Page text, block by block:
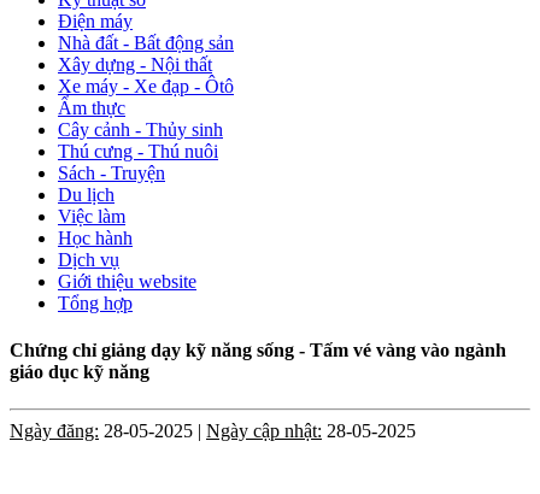
Điện máy
Nhà đất - Bất động sản
Xây dựng - Nội thất
Xe máy - Xe đạp - Ôtô
Ẩm thực
Cây cảnh - Thủy sinh
Thú cưng - Thú nuôi
Sách - Truyện
Du lịch
Việc làm
Học hành
Dịch vụ
Giới thiệu website
Tổng hợp
Chứng chỉ giảng dạy kỹ năng sống - Tấm vé vàng vào ngành
giáo dục kỹ năng
Ngày đăng: 28-05-2025 | Ngày cập nhật: 28-05-2025